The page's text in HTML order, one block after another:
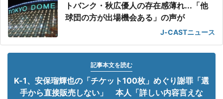
トバンク・秋広優人の存在感薄れ...「他
球団の方が出場機会ある」の声が
J-CASTニュース
記事本文を読む
K-1、安保瑠輝也の「チケット100枚」めぐり謝罪「選
手から直接販売しない」 本人「詳しい内容言えな